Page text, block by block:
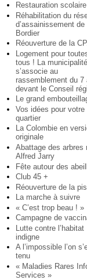
Restauration scolaire
Réhabilitation du
d’assainissement de
Bordier
Réouverture de la
Logement pour
tous ! La municipalité
s’associe au
rassemblement du 7
devant le Conseil
Le grand
Vos idées pour votre
quartier
La Colombie en
originale
Abattage des arbres
Alfred Jarry
Fête autour des
Club 45 +
Réouverture de la
La marche à suivre
« C’est trop beau ! »
Campagne de
Lutte contre l’habitat
indigne
A l’impossible l’on
tenu
« Maladies Rares
Services »